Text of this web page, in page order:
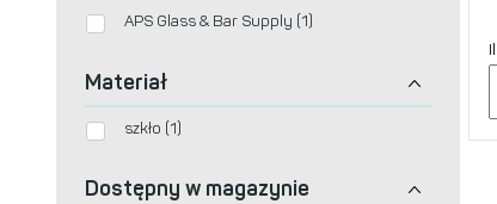
APS Glass & Bar Supply (1)
Materiał
szkło (1)
Dostępny w magazynie